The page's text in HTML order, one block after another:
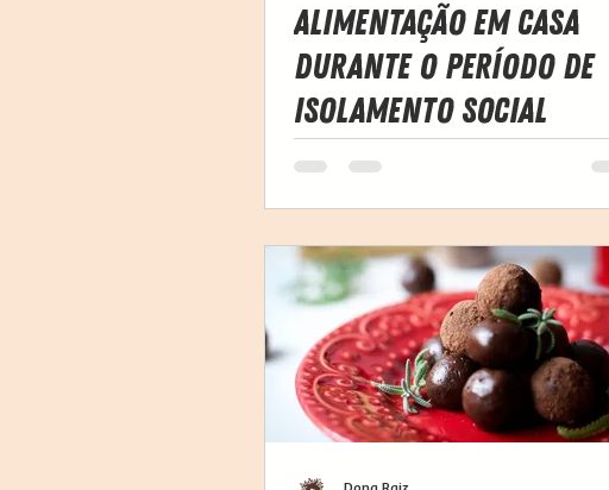
Alimentação em Casa
Durante o Período de
Isolamento Social